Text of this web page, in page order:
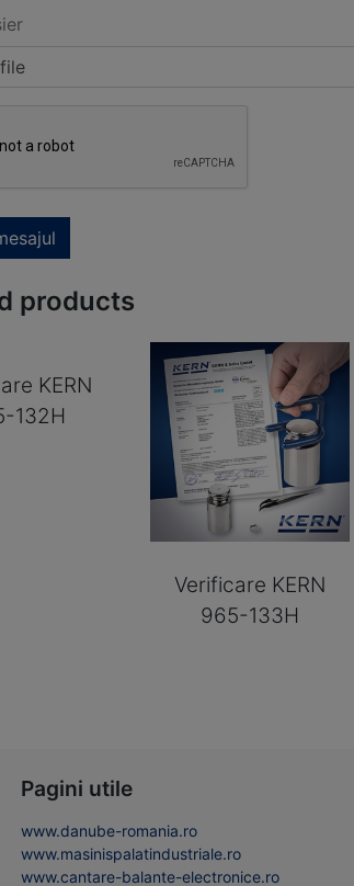
products
KERN
132H
Verificare KERN
965-133H
Pagini utile
www.danube-romania.ro
www.masinispalatindustriale.ro
www.cantare-balante-electronice.ro